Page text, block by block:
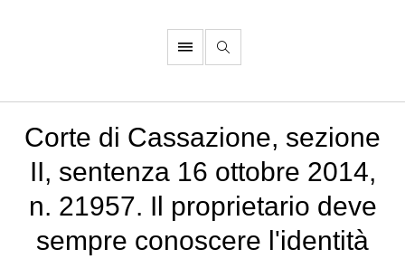
Corte di Cassazione, sezione
II, sentenza 16 ottobre 2014,
n. 21957. Il proprietario deve
sempre conoscere l'identità